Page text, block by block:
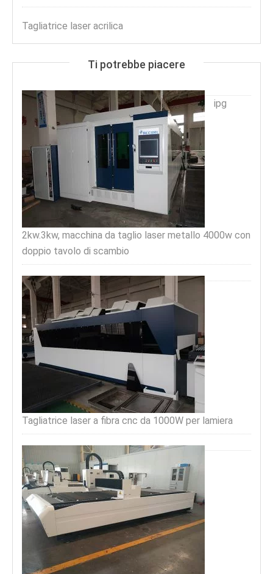
Tagliatrice laser acrilica
Ti potrebbe piacere
ipg
2kw.3kw, macchina da taglio laser metallo 4000w con
doppio tavolo di scambio
Tagliatrice laser a fibra cnc da 1000W per lamiera